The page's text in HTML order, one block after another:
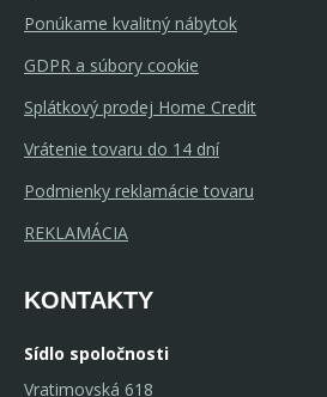
Ponúkame kvalitný nábytok
GDPR a súbory cookie
Splátkový prodej Home Credit
Vrátenie tovaru do 14 dní
Podmienky reklamácie tovaru
REKLAMÁCIA
KONTAKTY
Sídlo spoločnosti
Vratimovská 618